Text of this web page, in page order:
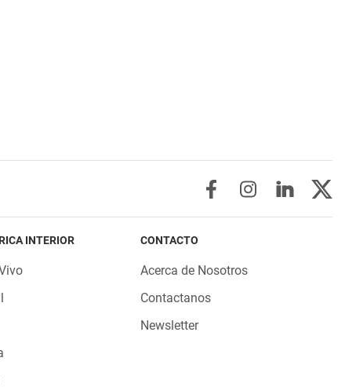
INTERIOR CONTACTO
Acerca de Nosotros
Contactanos
Newsletter